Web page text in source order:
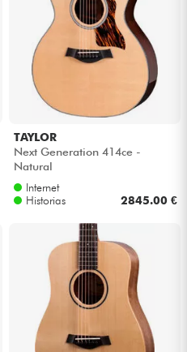
TAYLOR
Next Generation 414ce -
Natural
Internet
Historias
2845.00 €